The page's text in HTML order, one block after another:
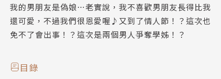
我的男朋友是偽娘…老實說，我不喜歡男朋友長得比我
還可愛，不過我們很恩愛喔♪又到了情人節！？這次也
免不了會出事！？這次是兩個男人爭奪學姊！？
目錄